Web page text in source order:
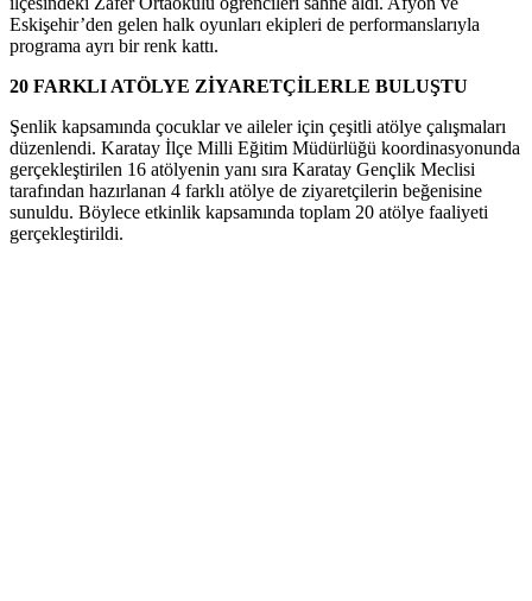
Eskişehir’den gelen halk oyunları ekipleri de performanslarıyla
programa ayrı bir renk kattı.
20 FARKLI ATÖLYE ZİYARETÇİLERLE BULUŞTU
Şenlik kapsamında çocuklar ve aileler için çeşitli atölye çalışmaları
düzenlendi. Karatay İlçe Milli Eğitim Müdürlüğü koordinasyonunda
gerçekleştirilen 16 atölyenin yanı sıra Karatay Gençlik Meclisi
tarafından hazırlanan 4 farklı atölye de ziyaretçilerin beğenisine
sunuldu. Böylece etkinlik kapsamında toplam 20 atölye faaliyeti
gerçekleştirildi.